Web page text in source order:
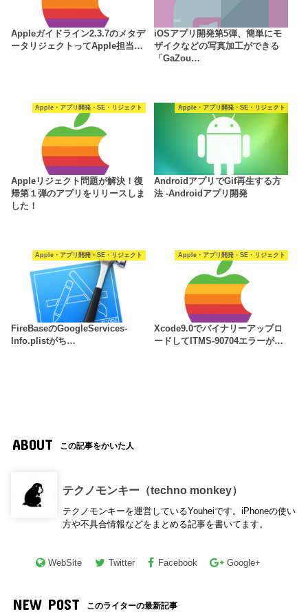
Appleガイドライン2.3.7のメタデ
ータリジェクトってApple担当…
iOSアプリ開発第5弾、簡単にモ
ザイクなどの写真加工ができる
「GaZou…
Apple・アプリ開発・SE・リジェクト
Appleリジェクト問題が解決！復
帰第１弾のアプリをリリースしま
した！
Apple・アプリ開発・SE・リジェクト
AndroidアプリでGif再生する方
法 -Androidアプリ開発
Apple・アプリ開発・SE・リジェクト
FireBaseのGoogleServices-
Info.plistがち…
Apple・アプリ開発・SE・リジェクト
Xcode9.0でバイナリーアップロ
ードしてITMS-90704エラーが…
ABOUT この記事をかいた人
テクノモンキー（techno monkey）
テクノモンキーを運営しているYouheiです。iPhoneの使い
方や不具合情報などをまとめる記事を書いてます。
WebSite Twitter Facebook Google+
NEW POST このライターの最新記事